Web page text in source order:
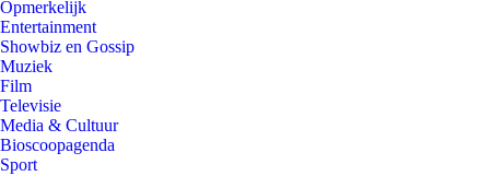
Opmerkelijk
Entertainment
Showbiz en Gossip
Muziek
Film
Televisie
Media & Cultuur
Bioscoopagenda
Sport